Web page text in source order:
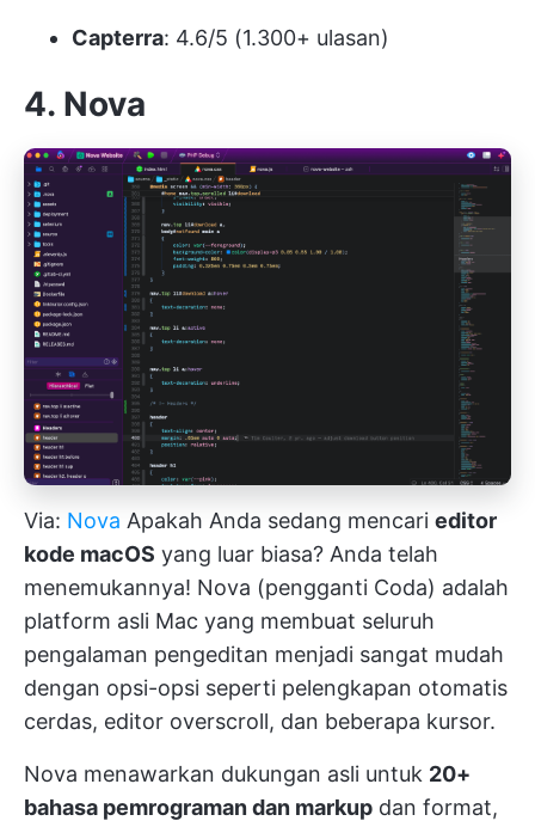
Capterra: 4.6/5 (1.300+ ulasan)
4. Nova
Via: Nova Apakah Anda sedang mencari editor
kode macOS yang luar biasa? Anda telah
menemukannya! Nova (pengganti Coda) adalah
platform asli Mac yang membuat seluruh
pengalaman pengeditan menjadi sangat mudah
dengan opsi-opsi seperti pelengkapan otomatis
cerdas, editor overscroll, dan beberapa kursor.
Nova menawarkan dukungan asli untuk 20+
bahasa pemrograman dan markup dan format,